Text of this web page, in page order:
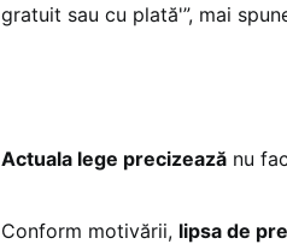
gratuit sau cu plată'”, mai
Actuala lege precizează nu
Conform motivării, lipsa de